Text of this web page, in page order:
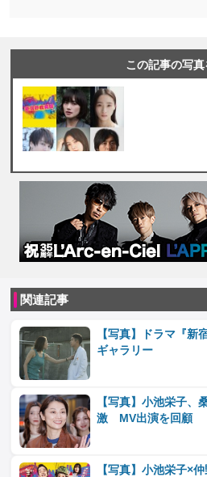
この記事の写真
関連記事
【写真】ドラマ『新
ギャラリー
【写真】小池栄子、
激 MV出演を回顧
【写真】小池栄子×